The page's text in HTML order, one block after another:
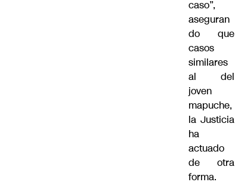
caso”,
aseguran
do que
casos
similares
al del
joven
mapuche,
la Justicia
ha
actuado
de otra
forma.